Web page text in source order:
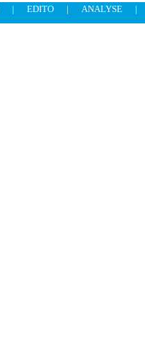
| EDITO | ANALYSE
|